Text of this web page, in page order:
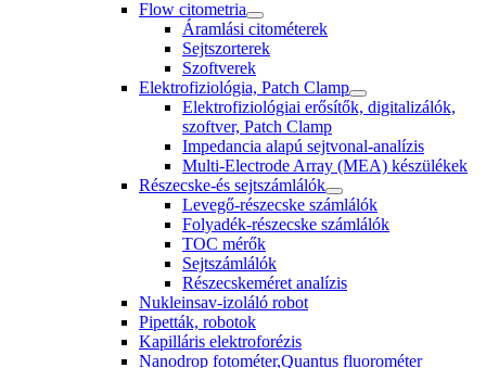
Flow citometria
Áramlási citométerek
Sejtszorterek
Szoftverek
Elektrofiziológia, Patch Clamp
Elektrofiziológiai erősítők, digitalizálók,
szoftver, Patch Clamp
Impedancia alapú sejtvonal-analízis
Multi-Electrode Array (MEA) készülékek
Részecske-és sejtszámlálók
Levegő-részecske számlálók
Folyadék-részecske számlálók
TOC mérők
Sejtszámlálók
Részecskeméret analízis
Nukleinsav-izoláló robot
Pipetták, robotok
Kapilláris elektroforézis
Nanodrop fotométer,Quantus fluorométer